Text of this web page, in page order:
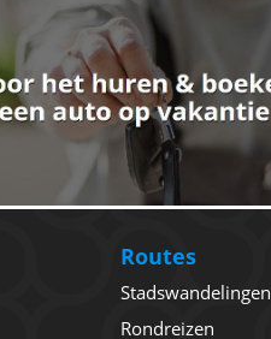
Routes
Stadswandelingen
Rondreizen